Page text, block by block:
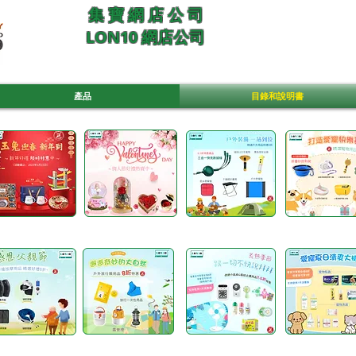
集 寶 網 店 公 司
LON10 網店公司
產品 目錄和說明書